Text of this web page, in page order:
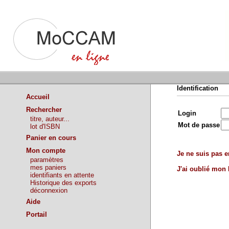
Accueil
Rechercher
titre, auteur...
lot d'ISBN
Panier en cours
Mon compte
paramètres
mes paniers
identifiants en attente
Historique des exports
déconnexion
Aide
Portail
Identification
Login
Mot de passe
Je ne suis pas
J'ai oublié mon